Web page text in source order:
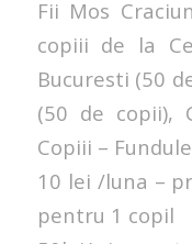
Fii Mos
copiii de la
Bucuresti (50
(50 de copii),
Copiii –
10 lei /luna –
pentru 1 copil